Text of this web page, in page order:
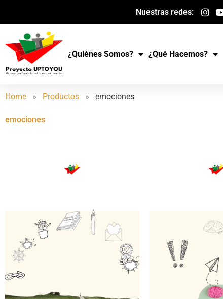
al
contenido
Nuestras redes:
¿Quiénes Somos? ¿Qué Hacemos?
Home » Productos » emociones
emociones